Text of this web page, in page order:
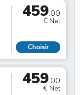
459.00
€ Net
Choisir
459.00
€ Net